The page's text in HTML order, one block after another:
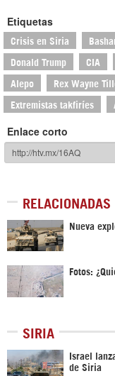
Etiquetas
Crisis en Siria
Donald Trump CIA
Alepo Rex Wayne
Extremistas takfiríes
Enlace corto
RELACIONADAS
Nueva
Fotos:
SIRIA
Israel
de Siria